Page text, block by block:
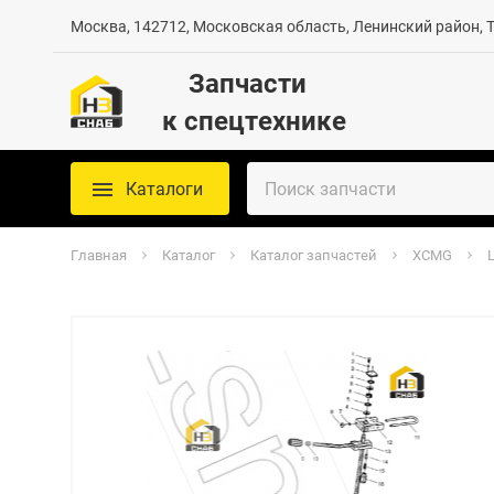
Москва, 142712, Московская область, Ленинский район,
Запчасти
к спецтехнике
Каталоги
Главная Каталог Каталог запчастей XCMG